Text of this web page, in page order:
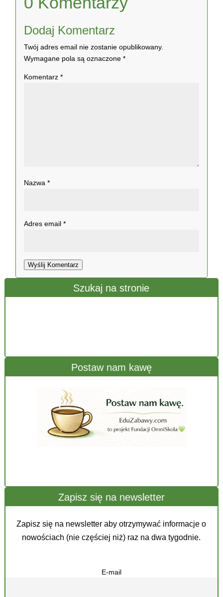
Szukaj na stronie
Postaw nam kawę
Zapisz się na newsletter
Zapisz się na newsletter aby otrzymywać informacje o
nowościach (nie częściej niż) raz na dwa tygodnie.
E-mail
Dodaj Komentarz
Twój adres email nie zostanie opublikowany.
Wymagane pola są oznaczone*
Komentarz*
Nazwa*
Adres email*
Wyślij Komentarz